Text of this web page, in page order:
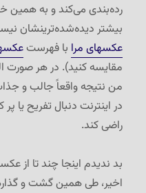
رده‌بندی می‌کند و به همین
بیشتر دیده‌شده‌ترینشان
عکسهای مرا با فهرست
مقایسه کنید). در هر صورت
من نتیجه واقعاً جالب و
در اینترنت دنبال تفریح یا
راضی کند.
بد ندیدم اینجا چند تا از
اخیر، طی همین گشت و